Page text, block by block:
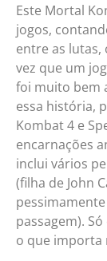
Este Mortal
jogos,
entre as
vez que um
foi muito bem
essa história,
Kombat 4 e
encarnações
inclui vários
(filha de John
passagem).
o que importa